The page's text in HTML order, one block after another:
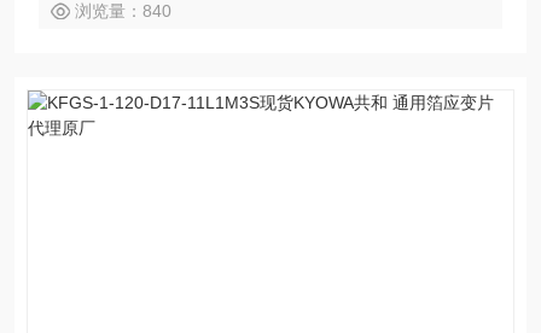
浏览量：840